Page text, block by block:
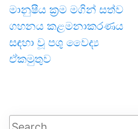
මානුෂීය ක්‍රම මගින් සත්ව
ගහනය කළමනාකරණය
සඳහා වූ පශු වෛද්‍ය
ඒකමුතුව